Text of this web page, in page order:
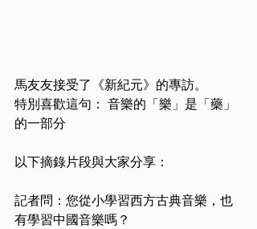
馬友友接受了《新紀元》的專訪。
特別喜歡這句： 音樂的「樂」是「藥」
的一部分
以下摘錄片段與大家分享：
記者問：您從小學習西方古典音樂，也
有學習中國音樂嗎？